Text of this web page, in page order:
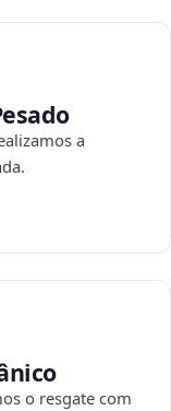
a
o resgate com